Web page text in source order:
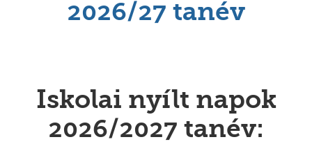
2026/27 tanév
Iskolai nyílt napok
2026/2027 tanév: